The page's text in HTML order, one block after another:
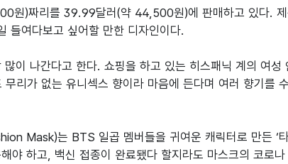
원)짜리를 39.99달러(약 44,500원)에 판매하고 있다. 제
들여다보고 싶어할 만한 디자인이다.
이 나간다고 한다. 쇼핑을 하고 있는 히스패닉 계의 여
리가 없는 유니섹스 향이라 마음에 든다며 여러 향기를
Mask)는 BTS 일곱 멤버들을 귀여운 캐릭터로 만든 ‘
야 하고, 백신 접종이 완료됐다 할지라도 마스크의 코로